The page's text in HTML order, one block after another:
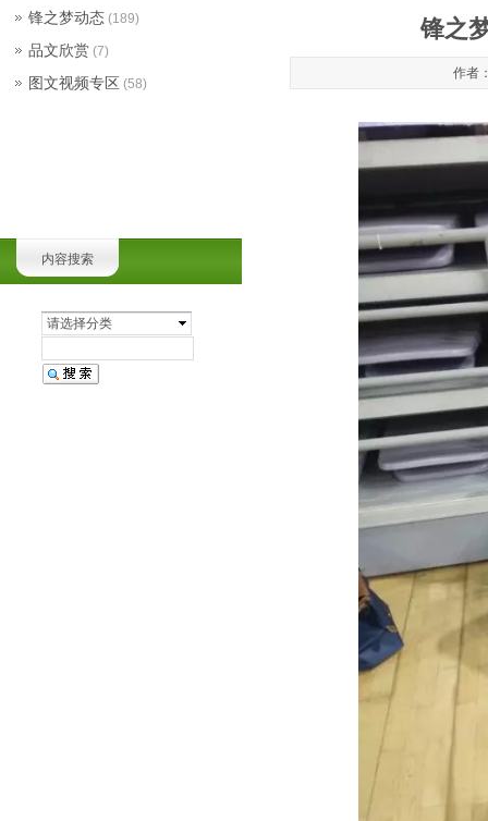
内容搜索
请选择分类
锋之
作者
锋之梦动态 (189)
品文欣赏 (7)
图文视频专区 (58)